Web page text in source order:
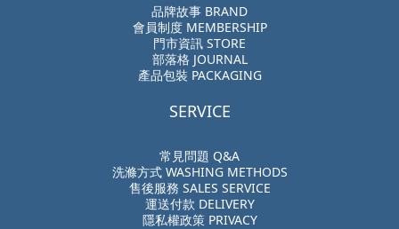
品牌故事 BRAND
會員制度 MEMBERSHIP
門市資訊 STORE
部落格 JOURNAL
產品包裝 PACKAGING
SERVICE
常見問題 Q&A
洗滌方式 WASHING METHODS
售後服務 SALES SERVICE
運送付款 DELIVERY
隱私權政策 PRIVACY